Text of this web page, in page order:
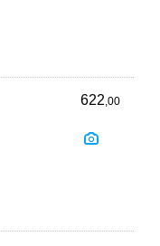
622,00